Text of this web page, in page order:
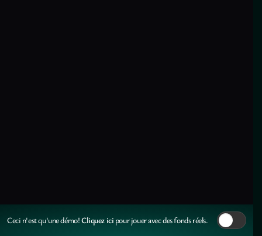
Ceci n'est qu'une démo!Cliquez ici pour jouer avec des fonds réels.